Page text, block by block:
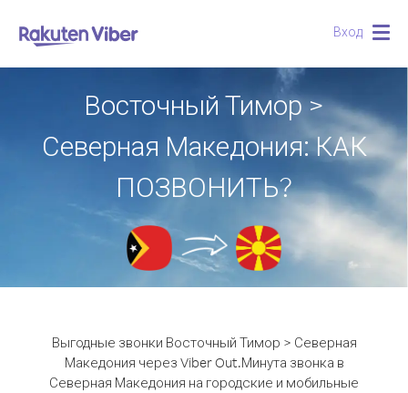
Вход
Восточный Тимор >
Северная Македония: КАК
ПОЗВОНИТЬ?
Выгодные звонки Восточный Тимор > Северная
Македония через Viber Out.Минута звонка в
Северная Македония на городские и мобильные